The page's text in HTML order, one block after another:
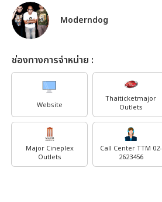
Moderndog
ช่องทางการจำหน่าย :
Website
Thaiticketmajor
Outlets
Major Cineplex
Outlets
Call Center TTM 02-
2623456